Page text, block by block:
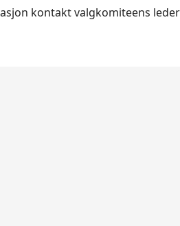
kontakt valgkomiteens